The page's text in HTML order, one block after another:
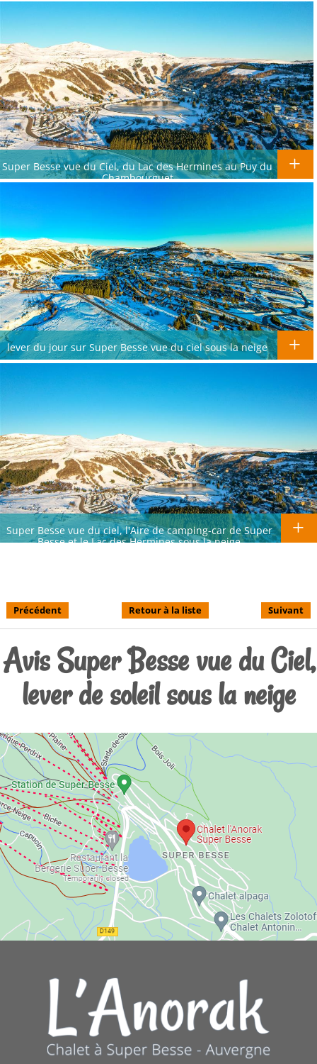
Super Besse vue du Ciel, du Lac des Hermines au Puy du
Chambourguet
lever du jour sur Super Besse vue du ciel sous la neige
Super Besse vue du ciel, l'Aire de camping-car de Super
Besse et le Lac des Hermines sous la neige
Précédent Retour à la liste Suivant
Avis Super Besse vue du Ciel,
lever de soleil sous la neige